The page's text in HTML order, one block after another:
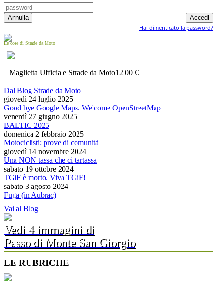
Hai dimenticato la password?
Le cose di Strade da Moto
Maglietta Ufficiale Strade da Moto12,00 €
Dal Blog Strade da Moto
giovedì 24 luglio 2025
Good bye Google Maps. Welcome OpenStreetMap
venerdì 27 giugno 2025
BALTIC 2025
domenica 2 febbraio 2025
Motociclisti: prove di comunità
giovedì 14 novembre 2024
Una NON tassa che ci tartassa
sabato 19 ottobre 2024
TGiF è morto. Viva TGiF!
sabato 3 agosto 2024
Fuga (in Aubrac)
Vai al Blog
Vedi 4 immagini di
Passo di Monte San Giorgio
LE RUBRICHE